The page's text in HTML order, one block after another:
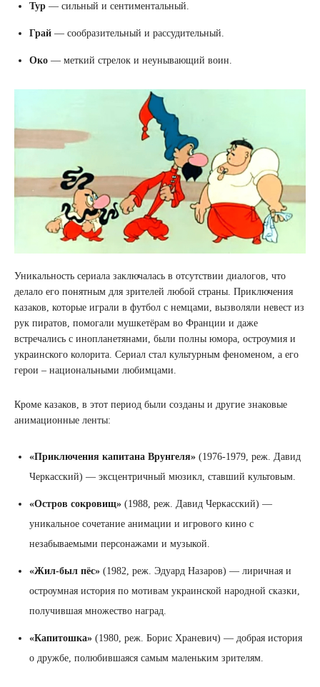
Тур — сильный и сентиментальный.
Грай — сообразительный и рассудительный.
Око — меткий стрелок и неунывающий воин.
Уникальность сериала заключалась в отсутствии диалогов, что
делало его понятным для зрителей любой страны. Приключения
казаков, которые играли в футбол с немцами, вызволяли невест из
рук пиратов, помогали мушкетёрам во Франции и даже
встречались с инопланетянами, были полны юмора, остроумия и
украинского колорита. Сериал стал культурным феноменом, а его
герои – национальными любимцами.
Кроме казаков, в этот период были созданы и другие знаковые
анимационные ленты:
«Приключения капитана Врунгеля» (1976-1979, реж. Давид
Черкасский) — эксцентричный мюзикл, ставший культовым.
«Остров сокровищ» (1988, реж. Давид Черкасский) —
уникальное сочетание анимации и игрового кино с
незабываемыми персонажами и музыкой.
«Жил-был пёс» (1982, реж. Эдуард Назаров) — лиричная и
остроумная история по мотивам украинской народной сказки,
получившая множество наград.
«Капитошка» (1980, реж. Борис Храневич) — добрая история
о дружбе, полюбившаяся самым маленьким зрителям.